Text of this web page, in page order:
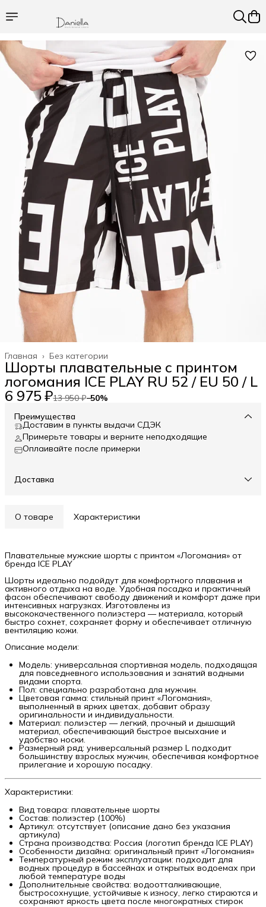
Без категории
Главная ›
Шорты плавательные с принтом
логомания ICE PLAY RU 52 / EU 50 / L
6 975 ₽13 950 ₽−50%
Преимущества
Доставим в пункты выдачи СДЭК
Примерьте товары и верните неподходящие
Оплаивайте после примерки
Доставка
О товаре Характеристики
Плавательные мужские шорты с принтом «Логомания» от
бренда ICE PLAY
Шорты идеально подойдут для комфортного плавания и
активного отдыха на воде. Удобная посадка и практичный
фасон обеспечивают свободу движений и комфорт даже при
интенсивных нагрузках. Изготовлены из
высококачественного полиэстера — материала, который
быстро сохнет, сохраняет форму и обеспечивает отличную
вентиляцию кожи.
Описание модели:
Модель: универсальная спортивная модель, подходящая
для повседневного использования и занятий водными
видами спорта.
Пол: специально разработана для мужчин.
Цветовая гамма: стильный принт «Логомания»,
выполненный в ярких цветах, добавит образу
оригинальности и индивидуальности.
Материал: полиэстер — легкий, прочный и дышащий
материал, обеспечивающий быстрое высыхание и
удобство носки.
Размерный ряд: универсальный размер L подходит
большинству взрослых мужчин, обеспечивая комфортное
прилегание и хорошую посадку.
Характеристики:
Вид товара: плавательные шорты
Состав: полиэстер (100%)
Артикул: отсутствует (описание дано без указания
артикула)
Страна производства: Россия (логотип бренда ICE PLAY)
Особенности дизайна: оригинальный принт «Логомания»
Температурный режим эксплуатации: подходит для
водных процедур в бассейнах и открытых водоемах при
любой температуре воды
Дополнительные свойства: водоотталкивающие,
быстросохнущие, устойчивые к износу, легко стираются и
сохраняют яркость цвета после многократных стирок